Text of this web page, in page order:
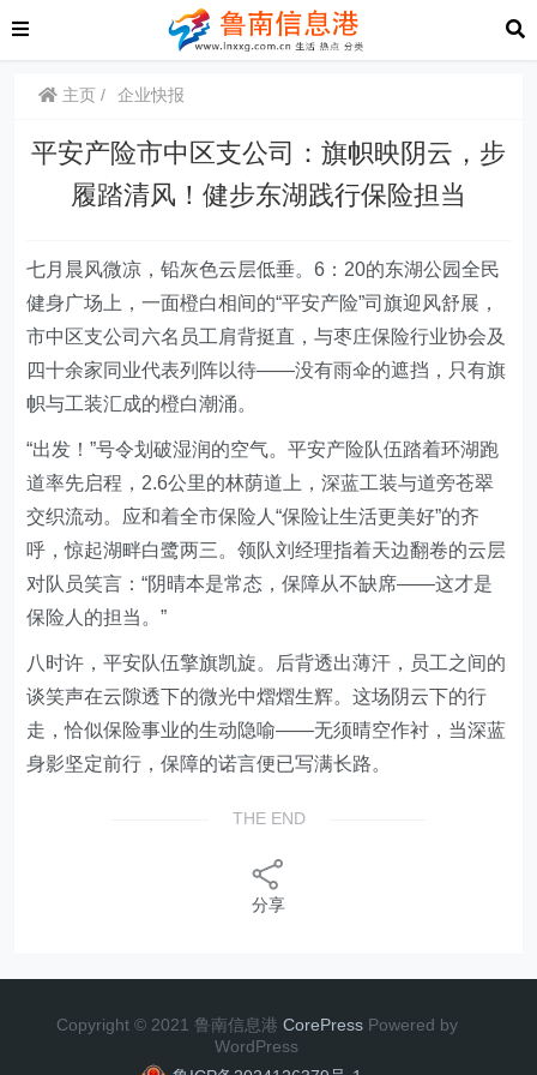
主页 企业快报
平安产险市中区支公司：旗帜映阴云，步
履踏清风！健步东湖践行保险担当
七月晨风微凉，铅灰色云层低垂。6：20的东湖公园全民
健身广场上，一面橙白相间的“平安产险”司旗迎风舒展，
市中区支公司六名员工肩背挺直，与枣庄保险行业协会及
四十余家同业代表列阵以待——没有雨伞的遮挡，只有旗
帜与工装汇成的橙白潮涌。
“出发！”号令划破湿润的空气。平安产险队伍踏着环湖跑
道率先启程，2.6公里的林荫道上，深蓝工装与道旁苍翠
交织流动。应和着全市保险人“保险让生活更美好”的齐
呼，惊起湖畔白鹭两三。领队刘经理指着天边翻卷的云层
对队员笑言：“阴晴本是常态，保障从不缺席——这才是
保险人的担当。”
八 时许，平安队伍擎旗凯旋。后背透出薄汗， 员工之间的
谈笑声在云隙透下的微光中熠熠生辉。这场阴云下的行
走，恰似保险事业的生动隐喻——无须晴空作衬，当深蓝
身影坚定前行，保障的诺言便已写满长路。
THE END
分享
Copyright © 2021 鲁南信息港 CorePress Powered by
WordPress